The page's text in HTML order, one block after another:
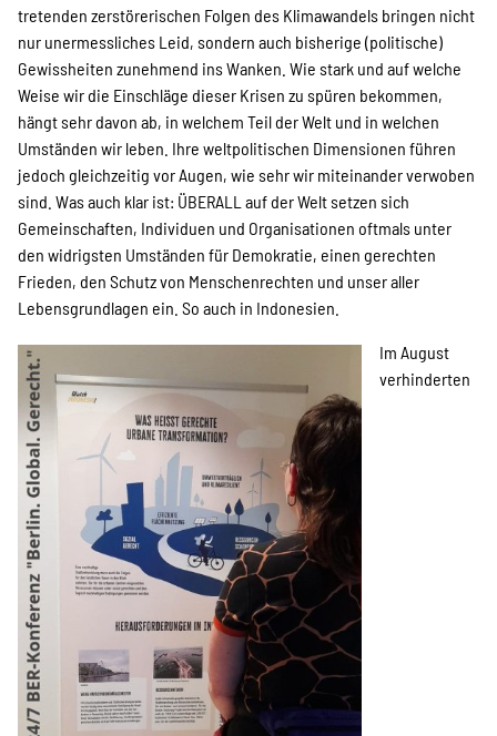
Stellenangebote
Werde Mitglied
Newsletter abonnieren
SPENDEN
Über uns
Transparenz
Kontakt
english
tretenden zerstörerischen Folgen des Klimawandels bringen nicht
nur unermessliches Leid, sondern auch bisherige (politische)
Gewissheiten zunehmend ins Wanken. Wie stark und auf welche
Weise wir die Einschläge dieser Krisen zu spüren bekommen,
hängt sehr davon ab, in welchem Teil der Welt und in welchen
Umständen wir leben. Ihre weltpolitischen Dimensionen führen
jedoch gleichzeitig vor Augen, wie sehr wir miteinander verwoben
sind. Was auch klar ist: ÜBERALL auf der Welt setzen sich
Gemeinschaften, Individuen und Organisationen oftmals unter
den widrigsten Umständen für Demokratie, einen gerechten
Frieden, den Schutz von Menschenrechten und unser aller
Lebensgrundlagen ein. So auch in Indonesien.
Im August
verhinderten